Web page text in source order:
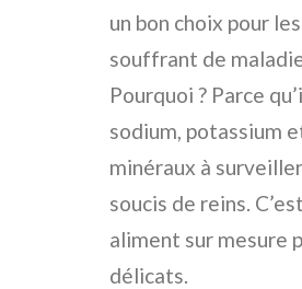
un bon choix pour
souffrant de
Pourquoi ? Parce
sodium, potassium
minéraux à
soucis de reins.
aliment sur mesure
délicats.